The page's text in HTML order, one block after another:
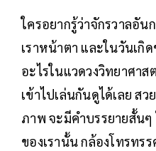
ใครอยากรู้ว่าจักรวาลอัน
เราหน้าตา และในวันเกิ
อะไรในแวดวงวิทยาศาส
เข้าไปเล่นกันดูได้เลย ส
ภาพ จะมีคำบรรยายสั้น
ของเรานั้น กล้องโทรท